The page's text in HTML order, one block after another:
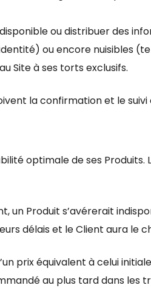
ou distribuer des
ou encore nuisibles
Site à ses torts exclusifs.
la confirmation et le
optimale de ses
un Produit s’avérerait
délais et le Client aura le
prix équivalent à celui
au plus tard dans les